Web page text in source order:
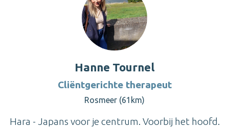
Hanne Tournel
Cliëntgerichte therapeut
Rosmeer (61km)
Hara - Japans voor je centrum. Voorbij het hoofd.